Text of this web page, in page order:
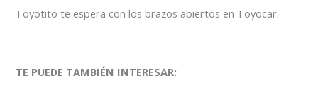
Toyotito te espera con los brazos abiertos en Toyocar.
TE PUEDE TAMBIÉN INTERESAR: